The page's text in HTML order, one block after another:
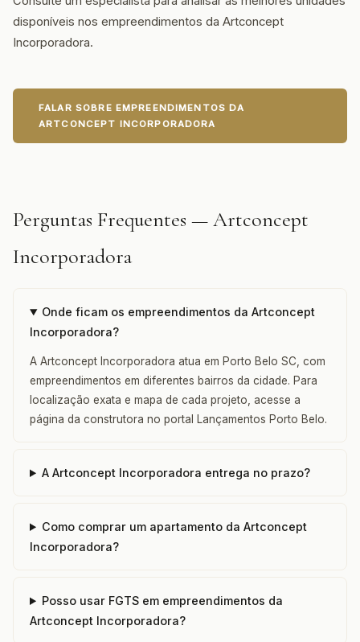
disponíveis nos empreendimentos da Artconcept
Incorporadora.
FALAR SOBRE EMPREENDIMENTOS DA
ARTCONCEPT INCORPORADORA
Perguntas Frequentes — Artconcept
Incorporadora
Onde ficam os empreendimentos da Artconcept
Incorporadora?
A Artconcept Incorporadora atua em Porto Belo SC, com
empreendimentos em diferentes bairros da cidade. Para
localização exata e mapa de cada projeto, acesse a
página da construtora no portal Lançamentos Porto Belo.
A Artconcept Incorporadora entrega no prazo?
Como comprar um apartamento da Artconcept
Incorporadora?
Posso usar FGTS em empreendimentos da
Artconcept Incorporadora?